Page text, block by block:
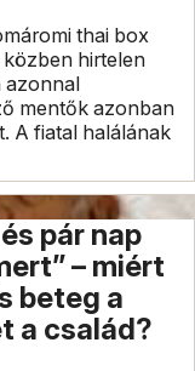
thai box
közben hirtelen
azonnal
mentők azonban
A fiatal halálának
pár nap
– miért
beteg a
a család?